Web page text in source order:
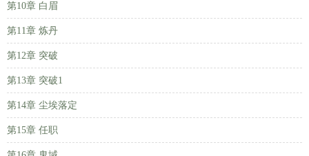
第10章 白眉
第11章 炼丹
第12章 突破
第13章 突破1
第14章 尘埃落定
第15章 任职